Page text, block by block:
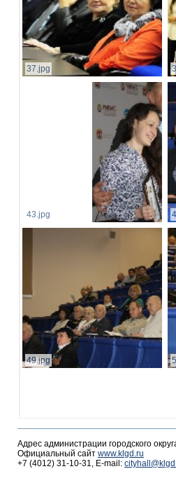
37.jpg
43.jpg
49.jpg
Адрес администрации городского
Официальный сайт www.klgd.ru
+7 (4012) 31-10-31, E-mail: